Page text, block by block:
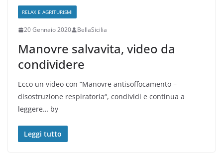
RELAX E AGRITURISMI
20 Gennaio 2020 BellaSicilia
Manovre salvavita, video da
condividere
Ecco un video con “Manovre antisoffocamento –
disostruzione respiratoria“, condividi e continua a
leggere… by
Leggi tutto